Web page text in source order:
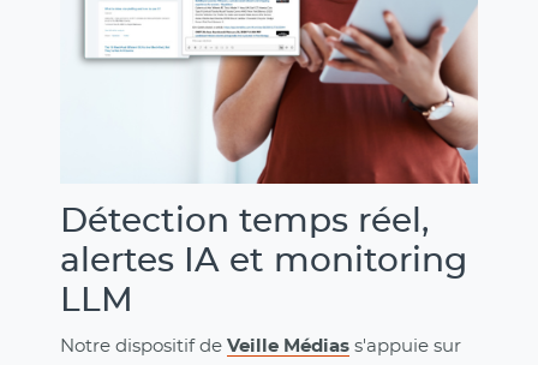
Détection temps réel,
alertes IA et monitoring
LLM
Notre dispositif de Veille Médias s'appuie sur